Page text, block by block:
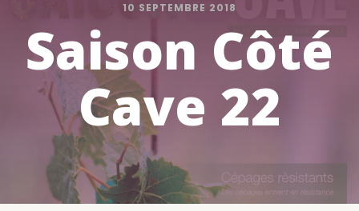
10 SEPTEMBRE 2018
Saison Côté
Cave 22